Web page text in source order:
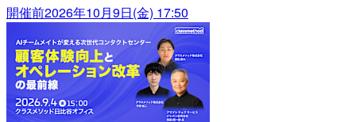
開催前2026年10月9日(金) 17:50